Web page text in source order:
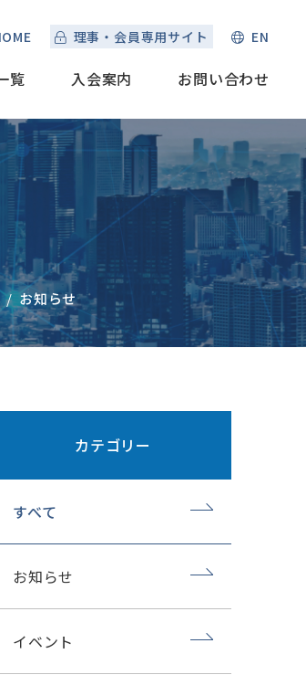
覧 入会案内 お問い合わせ
理事・会員専用サイト EN
お知らせ
カテゴリー
すべて
お知らせ
イベント